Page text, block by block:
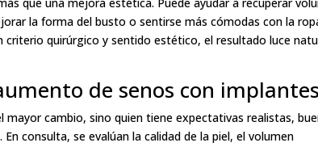
que una mejora estética. Puede ayudar a recuperar
la forma del busto o sentirse más cómodas con la
quirúrgico y sentido estético, el resultado luce
de senos con
cambio, sino quien tiene expectativas realistas,
consulta, se evalúan la calidad de la piel, el volumen